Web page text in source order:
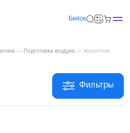
Бийск
— Подготовка воздуха — Усилители
Фильтры